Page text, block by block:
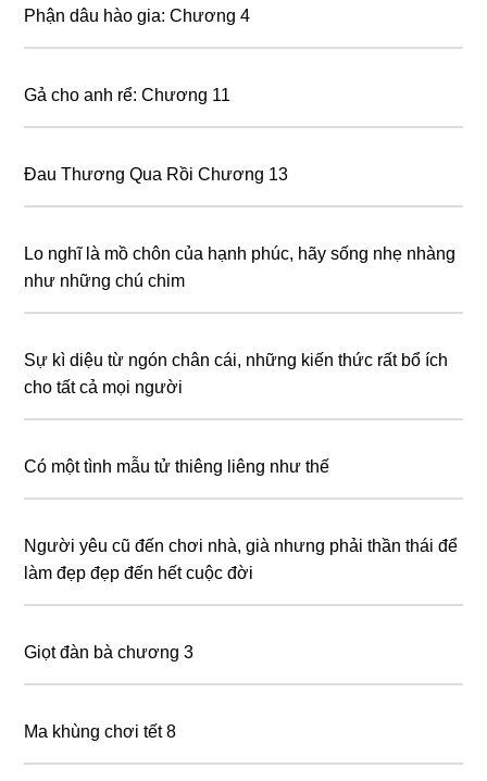
Phận dâu hào gia: Chương 4
Gả cho anh rể: Chương 11
Đau Thương Qua Rồi Chương 13
Lo nghĩ là mồ chôn của hạnh phúc, hãy sống nhẹ nhàng
như những chú chim
Sự kì diệu từ ngón chân cái, những kiến thức rất bổ ích
cho tất cả mọi người
Có một tình mẫu tử thiêng liêng như thế
Người yêu cũ đến chơi nhà, già nhưng phải thần thái để
làm đẹp đẹp đến hết cuộc đời
Giọt đàn bà chương 3
Ma khùng chơi tết 8